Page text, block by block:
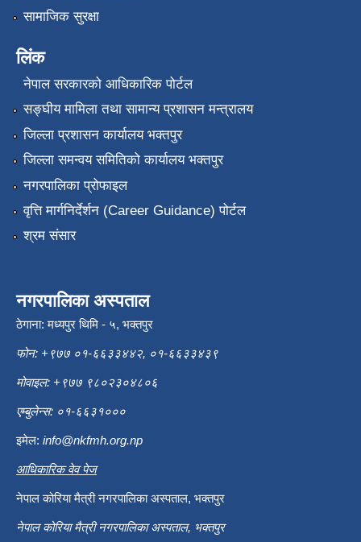
सामाजिक सुरक्षा
लिंक
नेपाल सरकारको आधिकारिक पोर्टल
सङ्‍घीय मामिला तथा सामान्य प्रशासन मन्त्रालय
जिल्ला प्रशासन कार्यालय भक्तपुर
जिल्ला समन्वय समितिको कार्यालय भक्तपुर
नगरपालिका प्रोफाइल
वृत्ति मार्गनिर्देर्शन (Career Guidance) पोर्टल
श्रम संसार
नगरपालिका अस्पताल
ठेगाना: मध्यपुर थिमि - ५, भक्तपुर
फोन: +९७७ ०१-६६३३४४२, ०१-६६३३४३९
मोवाइल: +९७७ ९८०२३०४८०६
एम्बुलेन्स: ०१-६६३१०००
इमेल: info@nkfmh.org.np
आधिकारिक वेव पेज
नेपाल कोरिया मैत्री नगरपालिका अस्पताल, भक्तपुर
नेपाल कोरिया मैत्री नगरपालिका अस्पताल, भक्तपुर